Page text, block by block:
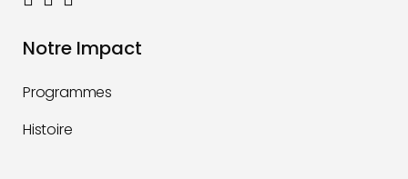
Notre Impact
Programmes
Histoire